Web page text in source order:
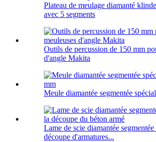
Plateau de meulage diamanté
avec 5 segments
Outils de percussion de 150 mm
d'angle Makita
Meule diamantée segmentée
Lame de scie diamantée
découpe d'armatures...